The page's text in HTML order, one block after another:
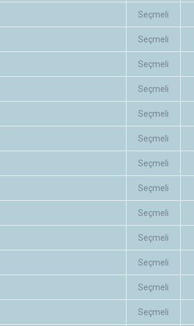
Seçmeli
Seçmeli
Seçmeli
Seçmeli
Seçmeli
Seçmeli
Seçmeli
Seçmeli
Seçmeli
Seçmeli
Seçmeli
Seçmeli
Seçmeli